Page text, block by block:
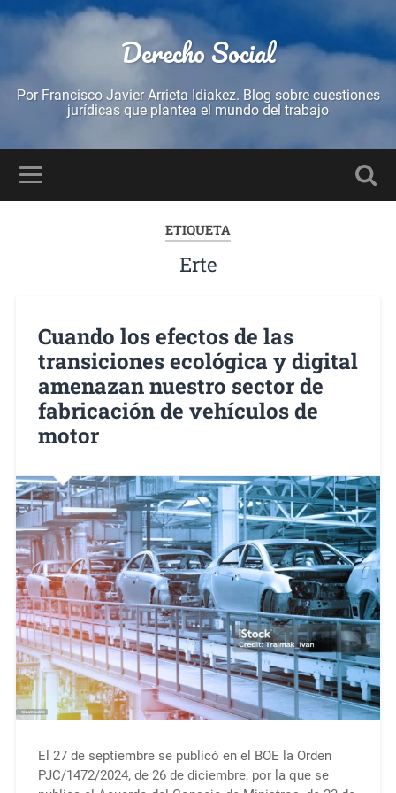
Derecho Social
Por Francisco Javier Arrieta Idiakez. Blog sobre cuestiones
jurídicas que plantea el mundo del trabajo
ETIQUETA
Erte
Cuando los efectos de las
transiciones ecológica y digital
amenazan nuestro sector de
fabricación de vehículos de
motor
El 27 de septiembre se publicó en el BOE la Orden
PJC/1472/2024, de 26 de diciembre, por la que se